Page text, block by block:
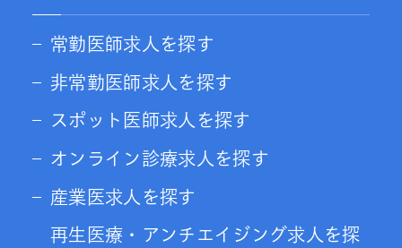
常勤医師求人を探す
非常勤医師求人を探す
スポット医師求人を探す
オンライン診療求人を探す
産業医求人を探す
再生医療・アンチエイジング求人を探